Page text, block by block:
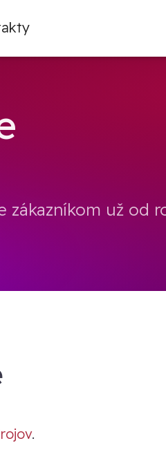
už od
.